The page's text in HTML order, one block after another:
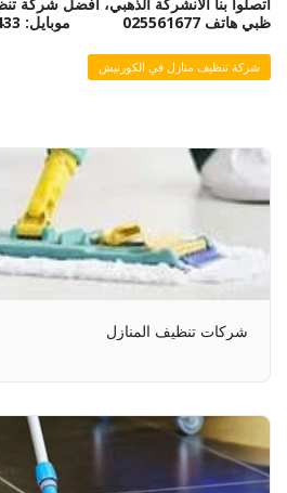
ظبي هاتف 025561677 موبايل: 0508996433
شركة تنظيف منازل في الكورنيش
شركات تنظيف المنازل